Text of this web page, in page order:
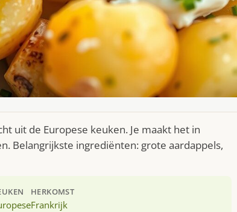
uit de Europese keuken. Je maakt het in
Belangrijkste ingrediënten: grote aardappels,
HERKOMST
Frankrijk